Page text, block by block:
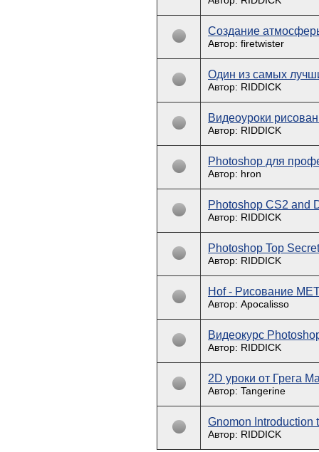
Создание
Автор: firetwister
Один из самых
Автор: RIDDICK
Видеоуроки
Автор: RIDDICK
Photoshop для
Автор: hron
Photoshop CS2 and
Автор: RIDDICK
Photoshop Top
Автор: RIDDICK
Hof - Рисование
Автор: Apocalisso
Видеокурс
Автор: RIDDICK
2D уроки от Грега
Автор: Tangerine
Gnomon Introduction
Автор: RIDDICK